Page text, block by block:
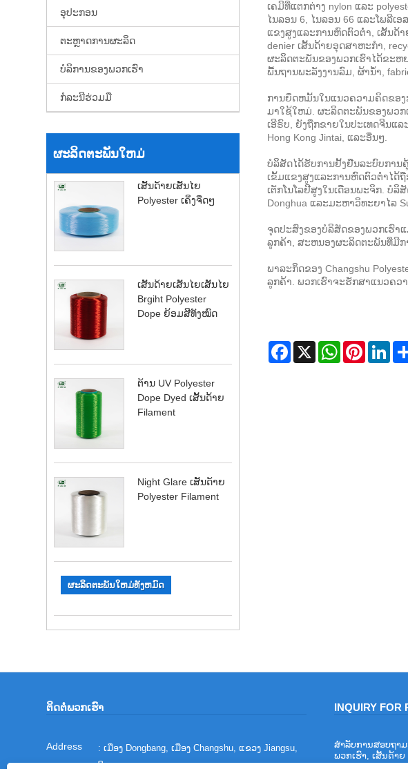
ອຸປະກອນ
ຕະຫຼາດການຜະລິດ
ບໍລິການຂອງພວກເຮົາ
ກໍລະນີຮ່ວມມື
ຜະລິດຕະພັນໃຫມ່
ເສັ້ນດ້າຍເສັ້ນໄຍ
Polyester ເຄິ່ງຈືດໆ
ເສັ້ນດ້າຍເສັ້ນໄຍເສັ້ນໄຍ
Brgiht Polyester
Dope ຍ້ອມສີທັງໝົດ
ຕ້ານ UV Polyester
Dope Dyed ເສັ້ນດ້າຍ
Filament
Night Glare ເສັ້ນດ້າຍ
Polyester Filament
ຜະລິດຕະພັນໃຫມ່ທັງຫມົດ
ເຄມີທີ່ແຕກຕ່າງ nylon ແລະ
ໄນລອນ 6, ໄນລອນ 66 ແລະໂພລີ
ແຂງສູງແລະການຫົດຕົວຕໍ່າ, ເສັ້ນດ້າ
denier ເສັ້ນດ້າຍອຸດສາຫະກໍາ,
ຜະລິດຕະພັນຂອງພວກເຮົາໄດ້ຂະຫຍ
ພື້ນຖານພະລັງງານລົມ, ຜ້ານ້ໍາ,
ການຍຶດຫມັ້ນໃນແນວຄວາມຄິດຂອງ
ມາໃຊ້ໃຫມ່. ຜະລິດຕະພັນຂອງພວກ
ເອີຣົບ, ຍັງຖືກຂາຍໃນປະເທດຈີນແລະ
Hong Kong Jintai, ແລະອື່ນໆ.
ບໍລິສັດໄດ້ຮັບການຢັ້ງຢືນລະບົບການ
ເຂັ້ມແຂງສູງແລະການຫົດຕົວຕໍ່າໄດ້
ເຕັກໂນໂລຢີສູງໃນເດືອນພະຈິກ. ບໍ
Donghua ແລະມະຫາວິທະຍາໄລ
ຈຸດປະສົງຂອງບໍລິສັດຂອງພວກເຮົາ
ລູກຄ້າ, ສະຫນອງຜະລິດຕະພັນທີ່ມີກ
ພາລະກິດຂອງ Changshu
ລູກຄ້າ. ພວກເຮົາຈະຮັກສາແນວຄວ
Facebook
X WhatsAppPinterest
ຕິດ​ຕໍ່​ພວກ​ເຮົາ
: ເມືອງ Dongbang, ເມືອງ Changshu, ແຂວງ Jiangsu,
ຈີນ
INQUIRY FOR
ສໍາລັບການສອບຖາ
ພວກເຮົາ, ເສັ້ນດ້າຍ
filament yarn, ແ